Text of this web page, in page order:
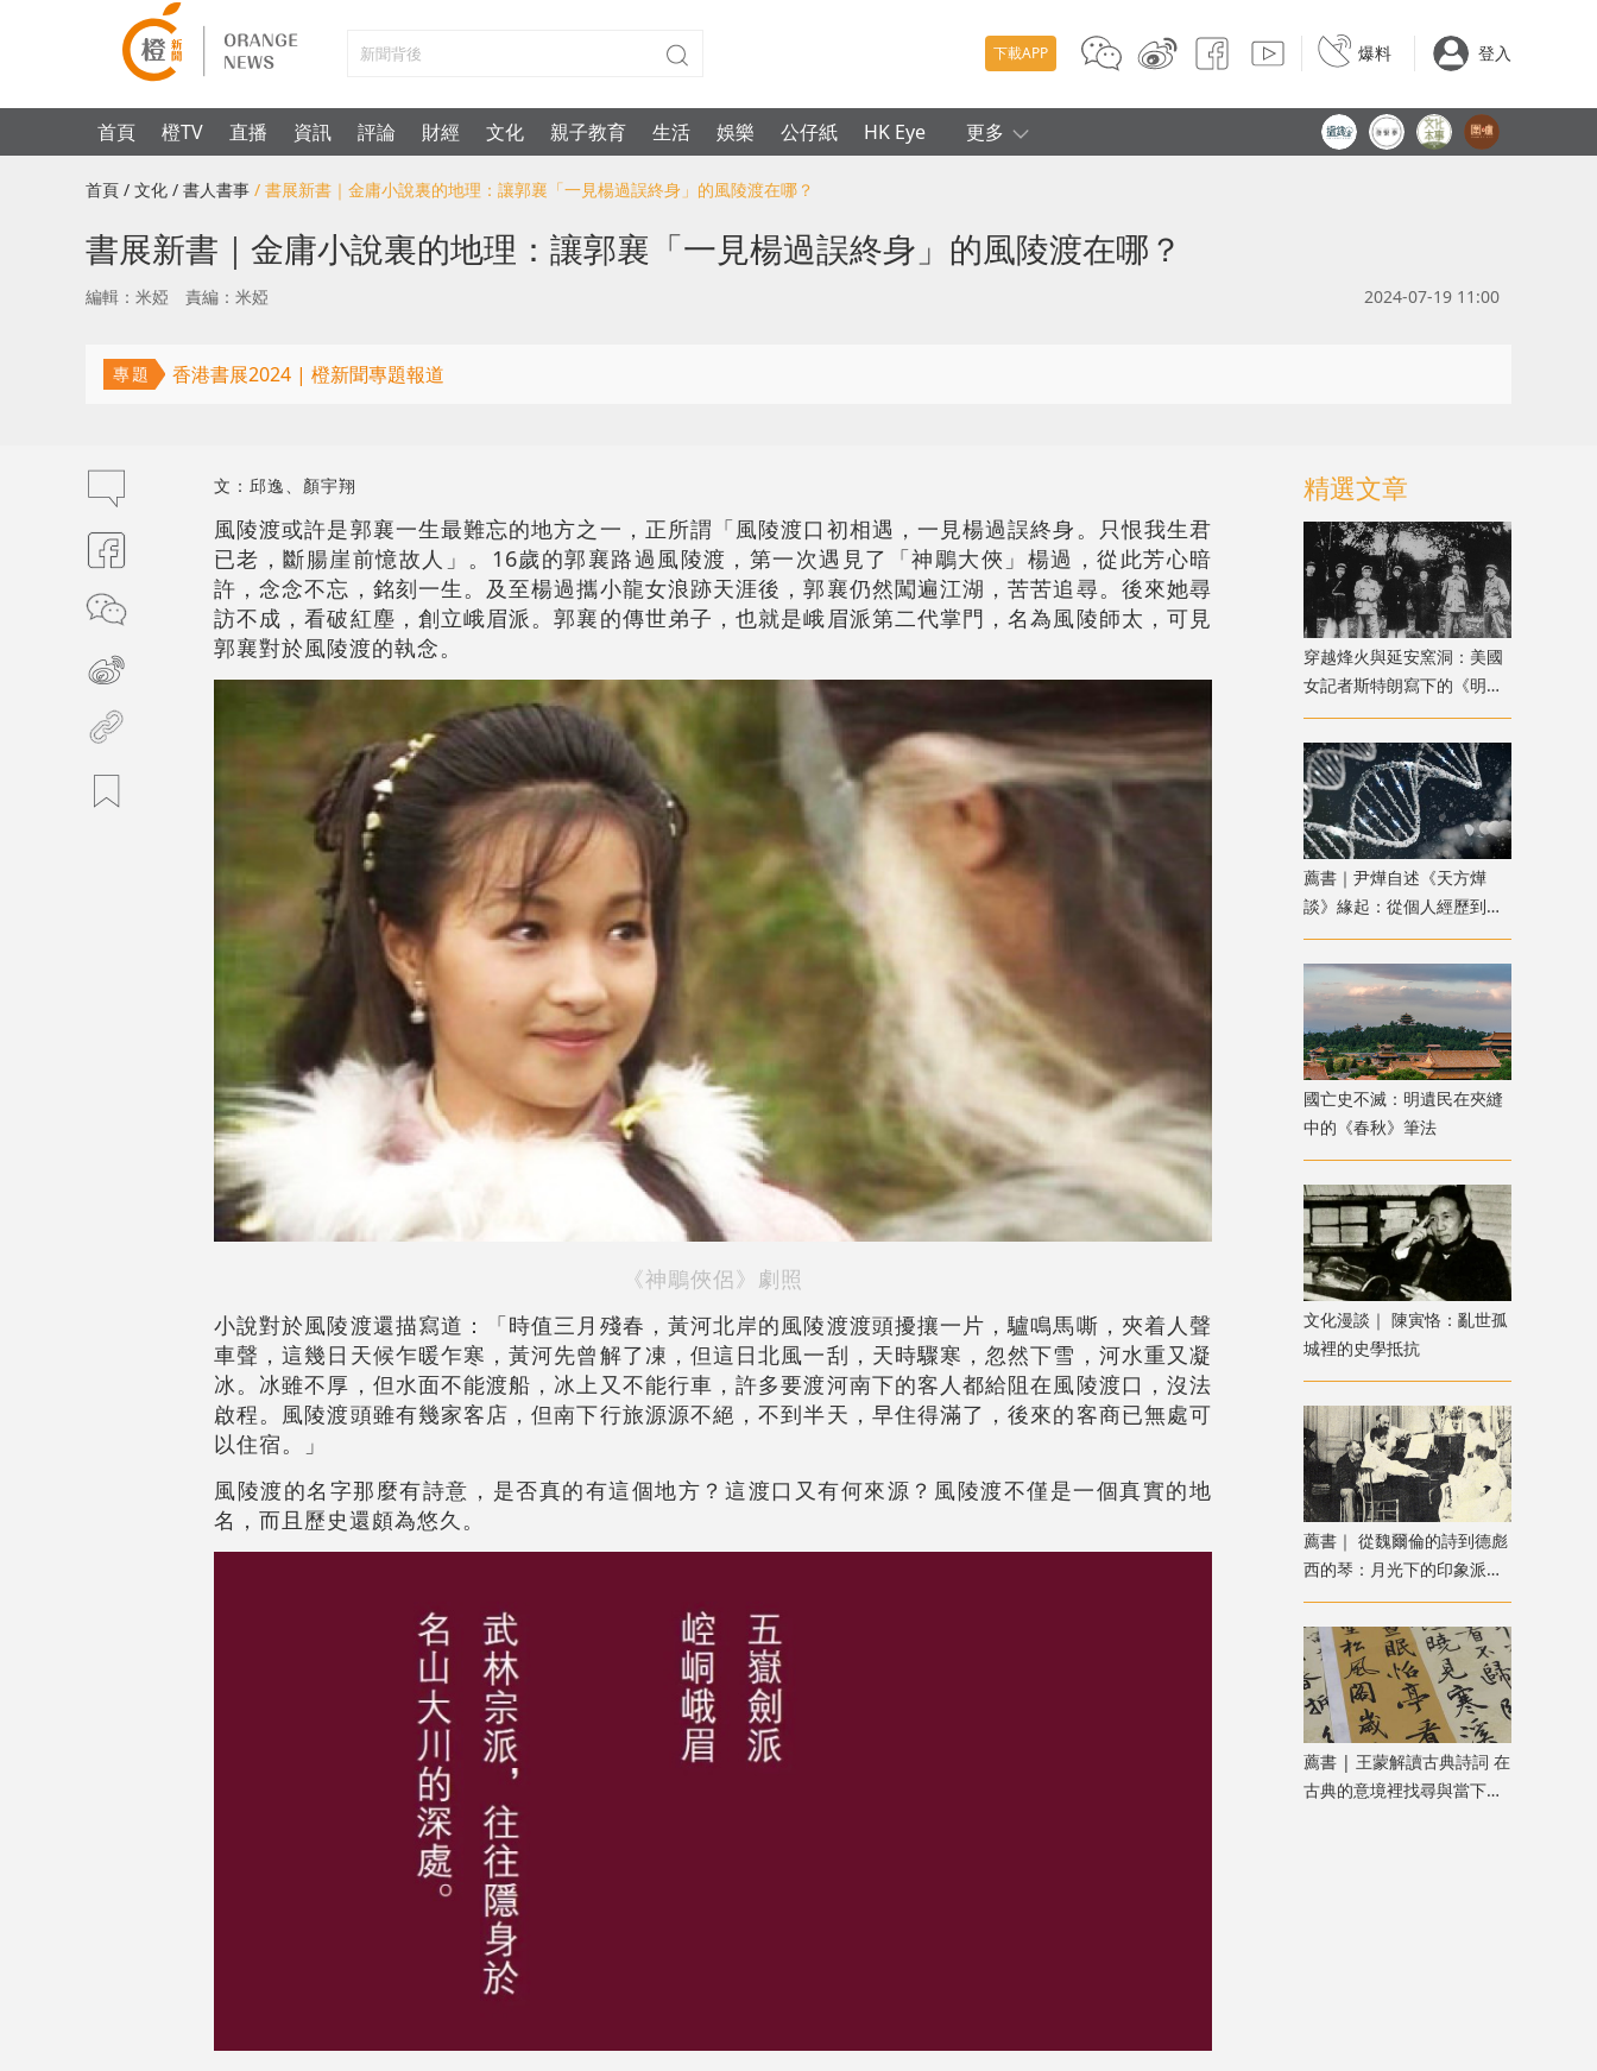
下載APP 爆料 登入
首頁 橙TV 直播 資訊 評論 財經 文化 親子教育 生活 娛樂 公仔紙 HK Eye 更多
首頁 / 文化 / 書人書事 / 書展新書｜金庸小說裏的地理：讓郭襄「一見楊過誤終身」的風陵渡在哪？
書展新書｜金庸小說裏的地理：讓郭襄「一見楊過誤終身」的風陵渡在哪？
編輯：米婭 責編：米婭 2024-07-19 11:00
專題 香港書展2024 | 橙新聞專題報道
文：邱逸、顏宇翔
風陵渡或許是郭襄一生最難忘的地方之一，正所謂「風陵渡口初相遇，一見楊過誤終身。只恨我生君
已老，斷腸崖前憶故人」。16歲的郭襄路過風陵渡，第一次遇見了「神鵰大俠」楊過，從此芳心暗
許，念念不忘，銘刻一生。及至楊過攜小龍女浪跡天涯後，郭襄仍然闖遍江湖，苦苦追尋。後來她尋
訪不成，看破紅塵，創立峨眉派。郭襄的傳世弟子，也就是峨眉派第二代掌門，名為風陵師太，可見
郭襄對於風陵渡的執念。
《神鵰俠侶》劇照
小說對於風陵渡還描寫道：「時值三月殘春，黃河北岸的風陵渡渡頭擾攘一片，驢鳴馬嘶，夾着人聲
車聲，這幾日天候乍暖乍寒，黃河先曾解了凍，但這日北風一刮，天時驟寒，忽然下雪，河水重又凝
冰。冰雖不厚，但水面不能渡船，冰上又不能行車，許多要渡河南下的客人都給阻在風陵渡口，沒法
啟程。風陵渡頭雖有幾家客店，但南下行旅源源不絕，不到半天，早住得滿了，後來的客商已無處可
以住宿。」
風陵渡的名字那麼有詩意，是否真的有這個地方？這渡口又有何來源？風陵渡不僅是一個真實的地
名，而且歷史還頗為悠久。
精選文章
穿越烽火與延安窯洞：美國
女記者斯特朗寫下的《明日
中國》
薦書｜尹燁自述《天方燁
談》緣起：從個人經歷到生
命科學普及
國亡史不滅：明遺民在夾縫
中的《春秋》筆法
文化漫談｜ 陳寅恪：亂世孤
城裡的史學抵抗
薦書｜ 從魏爾倫的詩到德彪
西的琴：月光下的印象派音
樂之旅
薦書 | 王蒙解讀古典詩詞 在
古典的意境裡找尋與當下共